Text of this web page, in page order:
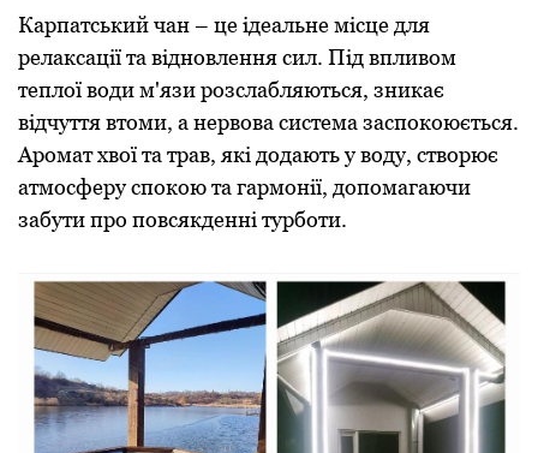
Карпатський чан – це ідеальне місце для
релаксації та відновлення сил. Під впливом
теплої води м'язи розслабляються, зникає
відчуття втоми, а нервова система заспокоюється.
Аромат хвої та трав, які додають у воду, створює
атмосферу спокою та гармонії, допомагаючи
забути про повсякденні турботи.